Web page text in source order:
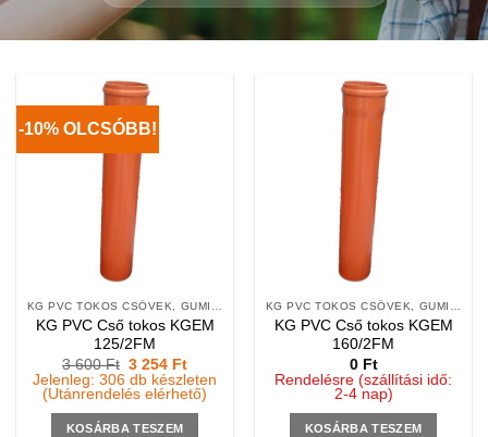
-10% OLCSÓBB!
KG PVC TOKOS CSÖVEK, GUMIGYŰRŰS, 2 M
KG PVC Cső tokos KGEM
125/2FM
3 600Ft Original
price
was:
3 254 FtCurrent
price
is:
Jelenleg: 306 db készleten
(Utánrendelés elérhető)
KOSÁRBA TESZEM
KG PVC TOKOS CSÖVEK, GUMIGYŰRŰS, 2 M
KG PVC Cső tokos KGEM
160/2FM
0 Ft
Rendelésre (szállítási idő:
2-4 nap)
KOSÁRBA TESZEM